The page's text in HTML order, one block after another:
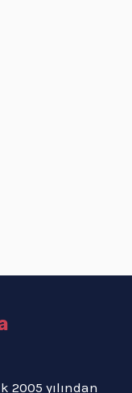
2005 yılından